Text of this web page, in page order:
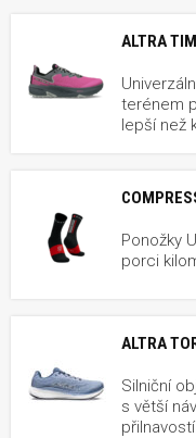
ALTRA
terénem
lepší než
Ponožky
porci
ALTRA
Silniční
s větší